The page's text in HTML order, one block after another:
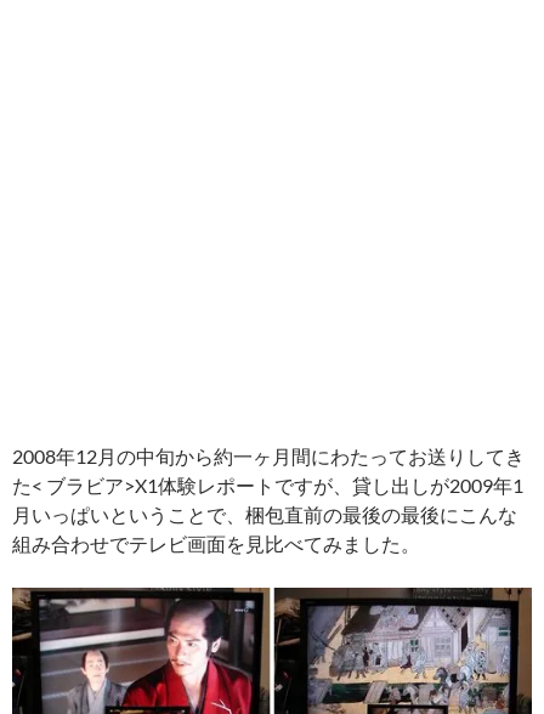
2008年12月の中旬から約一ヶ月間にわたってお送りしてき
た< ブラビア>X1体験レポートですが、貸し出しが2009年1
月いっぱいということで、梱包直前の最後の最後にこんな
組み合わせでテレビ画面を見比べてみました。